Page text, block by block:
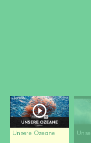
Unsere Ozeane
Schulen
Medien
Film-Kits